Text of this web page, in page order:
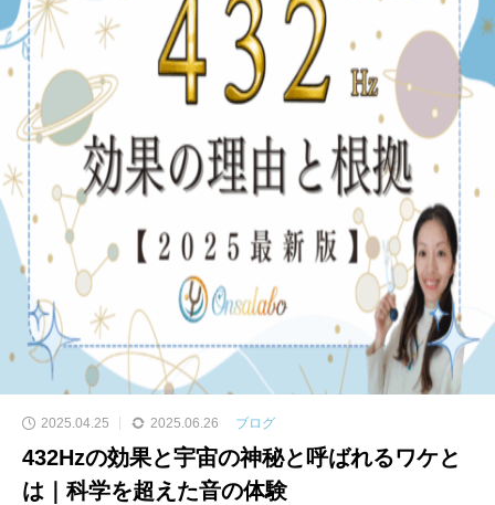
2025.04.25 2025.06.26 ブログ
432Hzの効果と宇宙の神秘と呼ばれるワケと
は｜科学を超えた音の体験